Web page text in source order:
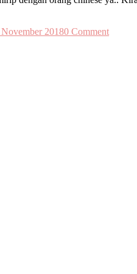
November 20180 Commenton